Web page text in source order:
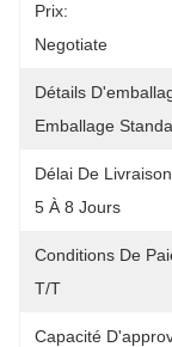
Prix:
Negotiate
Détails
Emballage
Délai De
5 À 8 Jours
Conditions De
T/T
Capacité